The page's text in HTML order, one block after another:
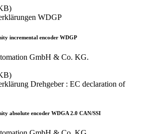
incremental encoder WDGP
GmbH & Co. KG.
absolute encoder WDGA 2.0 CAN/SSI